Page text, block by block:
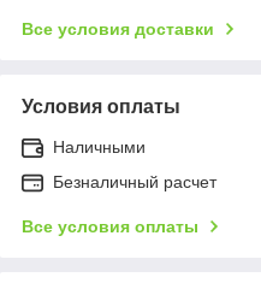
Все условия доставки
Условия оплаты
Наличными
Безналичный расчет
Все условия оплаты